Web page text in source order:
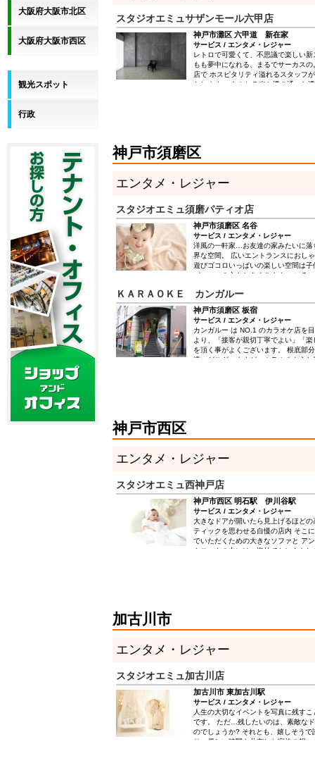
大阪府大阪市北区
大阪府大阪市西区
観光スポット
行政
スタジオエミュサザンモール六甲店
神戸市灘区 六甲道 新在家
サービス / エンタメ・レジャー
レトロで可愛くて、不思議で楽しい
もも夢中になれる、まるでサーカス
店で ホスピタリティ溢れるスタッフ
たします。 あふれる光と透き通った
神戸市須磨区
エンタメ・レジャー
スタジオエミュ須磨パティオ店
神戸市須磨区 名谷
サービス / エンタメ・レジャー
洋風の一軒家…お友達の家みたいに落
界な空間。 広いエントランスにおし
遊びゴコロいっぱいの楽しい空間は
パ・ママの心もときめきます。 いろ
ひとときの夢と永遠の思い出を最高
お話しできるのを 楽しみにしており
ＫＡＲＡＯＫＥ カンガルー
神戸市須磨区 板宿
サービス / エンタメ・レジャー
カンガルー は NO.1 のカラオケ店を
より、「接客が親切丁寧でよい」「
を頂く事がよくございます。 根底部
遣いがございますが、ホテルのよう
神戸市西区
エンタメ・レジャー
スタジオエミュ西神戸店
神戸市西区 明石駅 伊川谷駅
サービス / エンタメ・レジャー
大きなドアが開いたら見上げるほど
ティックを思わせる自慢の店内 そこ
でいただくための大きなソファと ア
クロークの中には、海外でセレクト
加古川市
エンタメ・レジャー
スタジオエミュ加古川店
加古川市 東加古川駅
サービス / エンタメ・レジャー
人生の大切なイベントを写真に残す
です。 ただ…残したいのは、素敵な
のでしょうか? それとも、嬉しそうで
り、優しい時間を共有した家族の想